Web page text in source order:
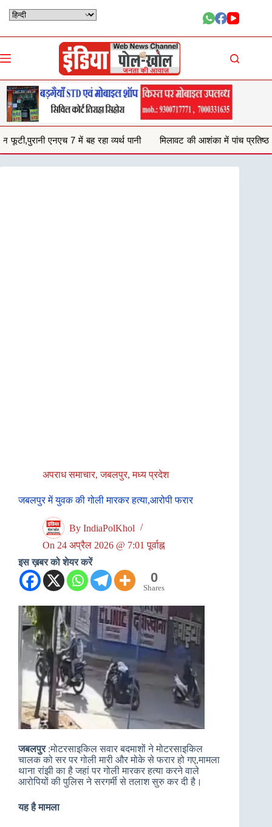
व्यर्थ पानी मिलावट की आशंका में पांच प्रतिष्ठानों से जब्त किया 132 किलो
अपराध समाचार,जबलपुर,मध्य प्रदेश
जबलपुर में युवक की गोली मारकर हत्या,आरोपी फरार
By IndiaPolKhol
On 24 अप्रैल 2026 @ 7:01 पूर्वाह्न
इस ख़बर को शेयर करें
0
Shares
जबलपुर:मोटरसाइकिल सवार बदमाशों ने मोटरसाइकिल
चालक को सर पर गोली मारी और मोके से फरार हो गए,मामला
थाना रांझी का है जहां पर गोली मारकर हत्या करने वाले
आरोपियों की पुलिस ने सरगर्मी से तलाश सुरु कर दी है।
यह है मामला